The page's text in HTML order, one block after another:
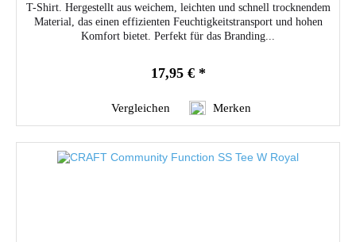
T-Shirt. Hergestellt aus weichem, leichten und schnell trocknendem
Material, das einen effizienten Feuchtigkeitstransport und hohen
Komfort bietet. Perfekt für das Branding...
17,95 € *
Vergleichen Merken